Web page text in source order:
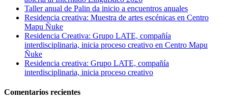
Taller anual de Palin da inicio a encuentros anuales
Residencia creativa: Muestra de artes escénicas en Centro
Mapu Ñuke
Residencia Creativa: Grupo LATE, compañía
interdisciplinaria, inicia proceso creativo en Centro Mapu
Ñuke
Residencia creativa: Grupo LATE, compañía
interdisciplinaria, inicia proceso creativo
Comentarios recientes